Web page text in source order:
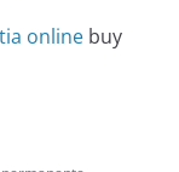
online buy